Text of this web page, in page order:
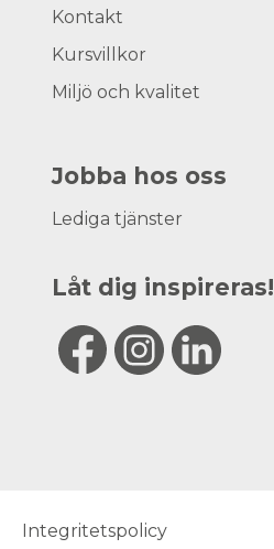
Kontakt
Kursvillkor
Miljö och kvalitet
Jobba hos oss
Lediga tjänster
Låt dig inspireras!
Integritetspolicy